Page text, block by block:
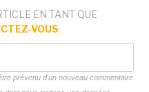
EN TANT QUE
VOUS
prévenu d'un nouveau commentaire